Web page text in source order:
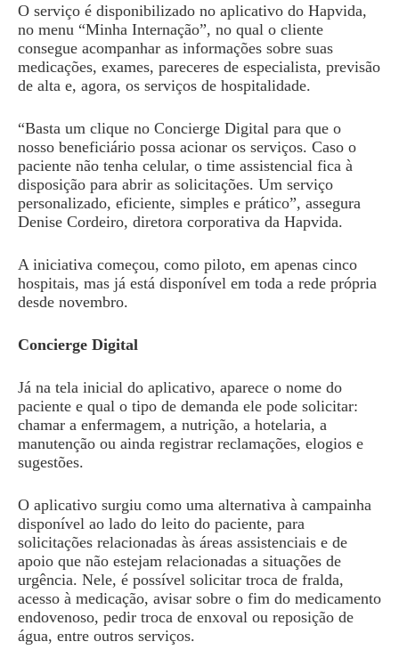
O serviço é disponibilizado no aplicativo do Hapvida,
no menu “Minha Internação”, no qual o cliente
consegue acompanhar as informações sobre suas
medicações, exames, pareceres de especialista, previsão
de alta e, agora, os serviços de hospitalidade.
“Basta um clique no Concierge Digital para que o
nosso beneficiário possa acionar os serviços. Caso o
paciente não tenha celular, o time assistencial fica à
disposição para abrir as solicitações. Um serviço
personalizado, eficiente, simples e prático”, assegura
Denise Cordeiro, diretora corporativa da Hapvida.
A iniciativa começou, como piloto, em apenas cinco
hospitais, mas já está disponível em toda a rede própria
desde novembro.
Concierge Digital
Já na tela inicial do aplicativo, aparece o nome do
paciente e qual o tipo de demanda ele pode solicitar:
chamar a enfermagem, a nutrição, a hotelaria, a
manutenção ou ainda registrar reclamações, elogios e
sugestões.
O aplicativo surgiu como uma alternativa à campainha
disponível ao lado do leito do paciente, para
solicitações relacionadas às áreas assistenciais e de
apoio que não estejam relacionadas a situações de
urgência. Nele, é possível solicitar troca de fralda,
acesso à medicação, avisar sobre o fim do medicamento
endovenoso, pedir troca de enxoval ou reposição de
água, entre outros serviços.